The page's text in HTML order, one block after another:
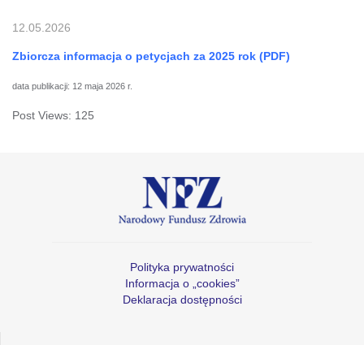
12.05.2026
Zbiorcza informacja o petycjach za 2025 rok (PDF)
data publikacji: 12 maja 2026 r.
Post Views: 125
Polityka prywatności
Informacja o „cookies”
Deklaracja dostępności